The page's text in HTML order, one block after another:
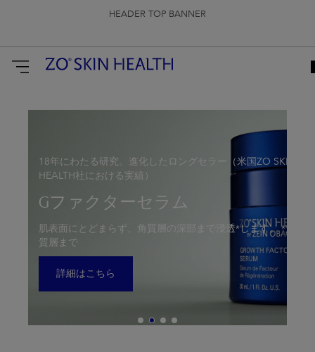
HEADER TOP BANNER
Skin
Japan
18年にわたる研究。進化したロングセラー（米国ZO SKIN
HEALTH社における実績）
Gファクターセラム
肌表面にとどまらず、角質層の深部まで浸透*します。 *角
質層まで
詳細はこちら